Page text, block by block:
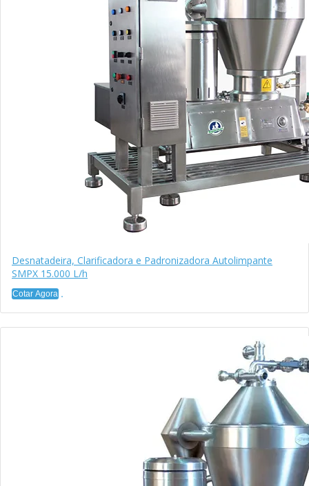
Desnatadeira, Clarificadora e Padronizadora Autolimpante
SMPX 15.000 L/h
Cotar Agora